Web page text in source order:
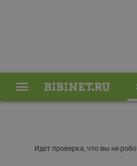
Идет проверка, что вы не